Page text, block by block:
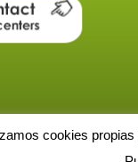
cookies